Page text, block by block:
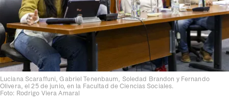
Luciana Scaraffuni, Gabriel Tenenbaum, Soledad Brandon y Fernando
Olivera, el 25 de junio, en la Facultad de Ciencias Sociales.
Foto: Rodrigo Viera Amaral